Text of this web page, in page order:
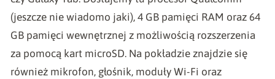
(jeszcze nie wiadomo jaki), 4 GB pamięci RAM oraz 64
GB pamięci wewnętrznej z możliwością rozszerzenia
za pomocą kart microSD. Na pokładzie znajdzie się
również mikrofon, głośnik, moduły Wi-Fi oraz